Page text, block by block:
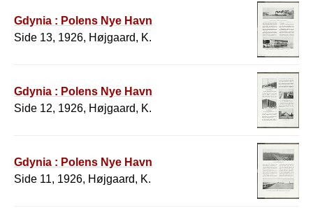
Gdynia : Polens Nye Havn
Side 13, 1926, Højgaard, K.
Gdynia : Polens Nye Havn
Side 12, 1926, Højgaard, K.
Gdynia : Polens Nye Havn
Side 11, 1926, Højgaard, K.